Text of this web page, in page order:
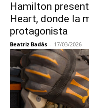
Hamilton
Heart, donde la
protagonista
Beatriz Badás - 17/03/2026